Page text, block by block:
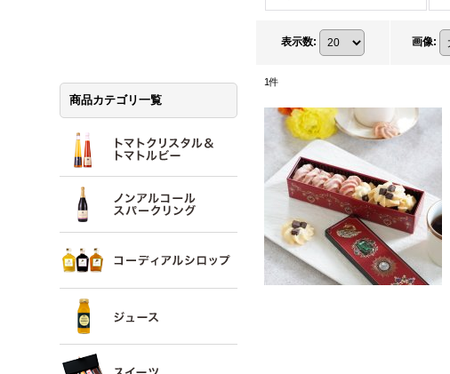
商品カテゴリ一覧
表示数: 画像:
1件